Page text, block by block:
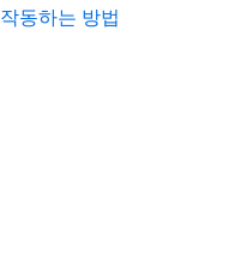
동하는 방법